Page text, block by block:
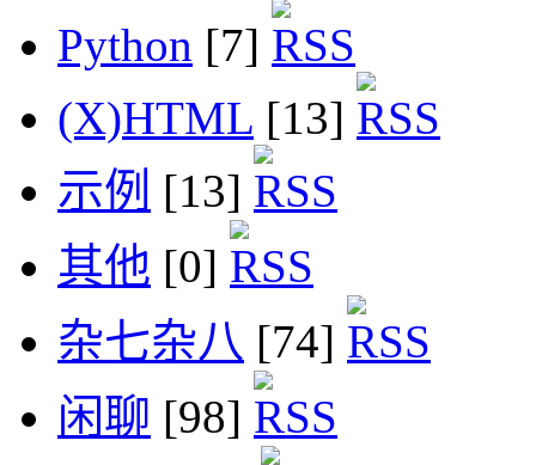
Python [7]
(X)HTML [13]
示例 [13]
其他 [0]
杂七杂八 [74]
闲聊 [98]